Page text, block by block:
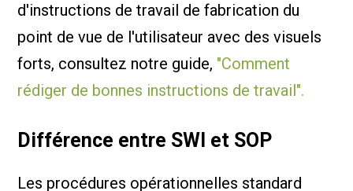
d'instructions de travail de fabrication du
point de vue de l'utilisateur avec des visuels
forts, consultez notre guide, "Comment
rédiger de bonnes instructions de travail".
Différence entre SWI et SOP
Les procédures opérationnelles standard